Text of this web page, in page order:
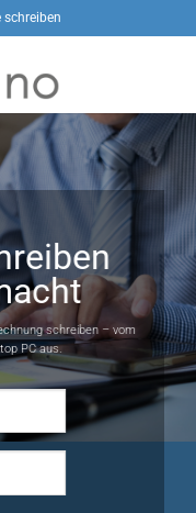
schreiben
schreiben – vom
PC aus.